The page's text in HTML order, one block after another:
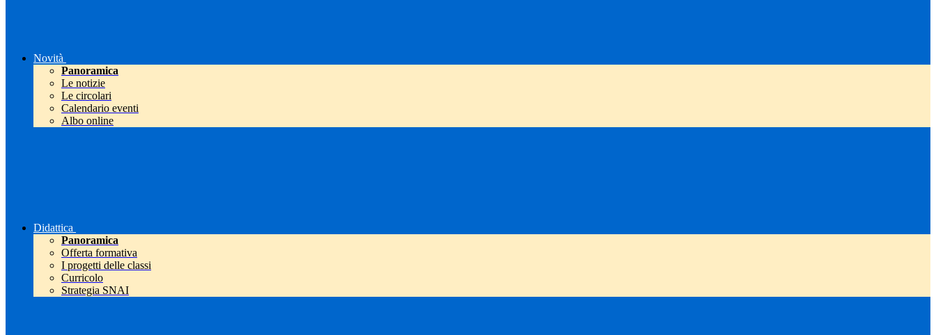
Novità
Panoramica
Le notizie
Le circolari
Calendario eventi
Albo online
Didattica
Panoramica
Offerta formativa
I progetti delle classi
Curricolo
Strategia SNAI